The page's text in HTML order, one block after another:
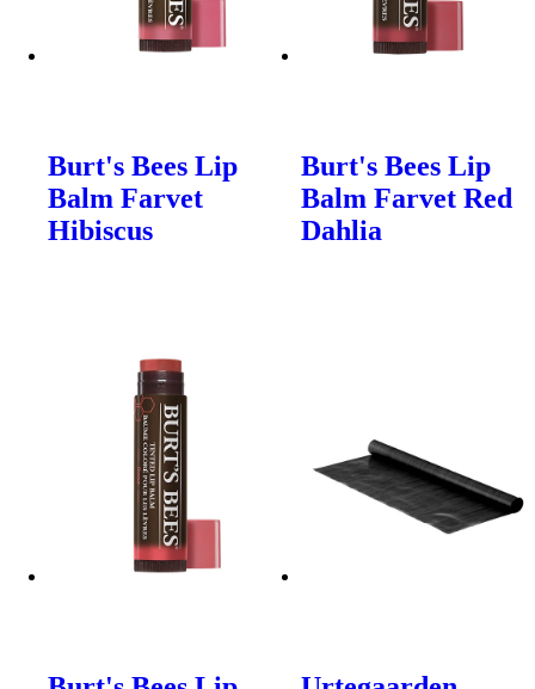
Burt's Bees Lip
Balm Farvet
Hibiscus
Burt's Bees Lip
Balm Farvet Red
Dahlia